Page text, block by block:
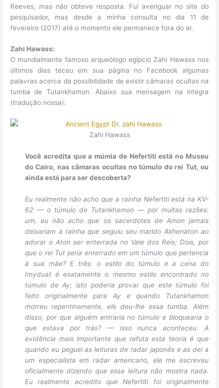
Reeves, mas não obteve resposta. Fui averiguar no site do
pesquisador, mas desde a minha consulta no dia 11 de
fevereiro (2017) até o momento ele permanece fora do ar.
Zahi Hawass:
O mundialmente famoso arqueólogo egípcio Zahi Hawass nos
últimos dias teceu em sua página no Facebook algumas
palavras acerca da possibilidade de existir câmaras ocultas na
tumba de Tutankhamon. Abaixo sua mensagem na integra
(tradução nossa):
Zahi Hawass
Você acredita que a múmia de Nefertiti está no Museu
do Cairo, nas câmaras ocultas no túmulo do rei Tut, ou
ainda está para ser descoberta?
Eu realmente não acho que a rainha Nefertiti está na KV-
62 — o túmulo de Tutankhamon — por muitas razões:
um, eu não acho que os sacerdotes de Amon jamais
deixariam a rainha que seguiu seu marido Akhenaton ao
adorar o Aton ser enterrada no Vale dos Reis; Dois, por
que o rei Tut seria enterrado em um túmulo que pertencia
à sua mãe? E três: o estilo do túmulo e a cena do
Imyduat é exatamente o mesmo estilo encontrado no
túmulo de Ay; isto poderia provar que este túmulo foi
feito originalmente para Ay e quando Tutankhamon
morreu repentinamente, ele deu-lhe essa tumba. Além
disso, por que alguém entraria no túmulo e bloquearia o
que estava por trás? — isso nunca aconteceu. A
evidência mais importante que refuta esta teoria é que
quando eu peguei as leituras de radar japonês e as dei a
um especialista em radar americano, ele me escreveu
oficialmente dizendo que essa leitura não mostra nada.
Eu realmente acredito que Nefertiti foi originalmente